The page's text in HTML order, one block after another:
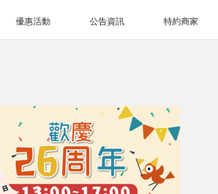
優惠活動 公告資訊 特約商家